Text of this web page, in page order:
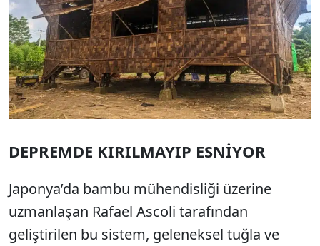
DEPREMDE KIRILMAYIP ESNİYOR
Japonya’da bambu mühendisliği üzerine
uzmanlaşan Rafael Ascoli tarafından
geliştirilen bu sistem, geleneksel tuğla ve